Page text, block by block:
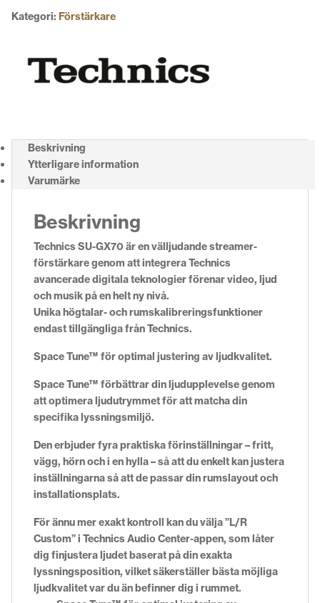
Kategori: Förstärkare
Beskrivning
Ytterligare information
Varumärke
Beskrivning
Technics SU-GX70 är en välljudande streamer-
förstärkare genom att integrera Technics
avancerade digitala teknologier förenar video, ljud
och musik på en helt ny nivå.
Unika högtalar- och rumskalibreringsfunktioner
endast tillgängliga från Technics.
Space Tune™ för optimal justering av ljudkvalitet.
Space Tune™ förbättrar din ljudupplevelse genom
att optimera ljudutrymmet för att matcha din
specifika lyssningsmiljö.
Den erbjuder fyra praktiska förinställningar – fritt,
vägg, hörn och i en hylla – så att du enkelt kan justera
inställningarna så att de passar din rumslayout och
installationsplats.
För ännu mer exakt kontroll kan du välja ”L/R
Custom” i Technics Audio Center-appen, som låter
dig finjustera ljudet baserat på din exakta
lyssningsposition, vilket säkerställer bästa möjliga
ljudkvalitet var du än befinner dig i rummet.